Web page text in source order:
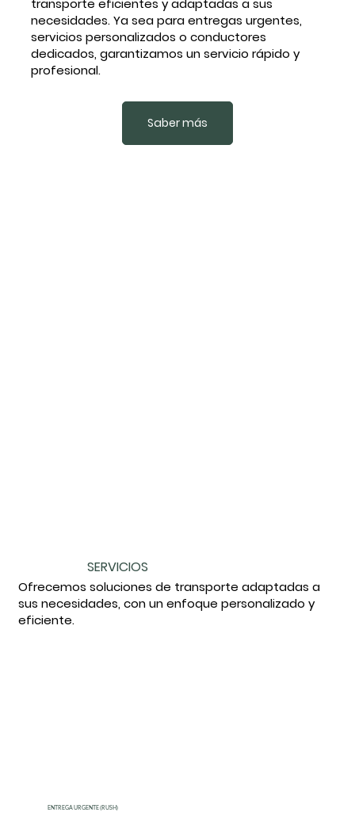
necesidades. Ya sea para entregas urgentes,
servicios personalizados o conductores
dedicados, garantizamos un servicio rápido y
profesional.
Saber más
ENTREGA URGENTE (RUSH)
SERVICIOS
Ofrecemos soluciones de transporte adaptadas a
sus necesidades, con un enfoque personalizado y
eficiente.